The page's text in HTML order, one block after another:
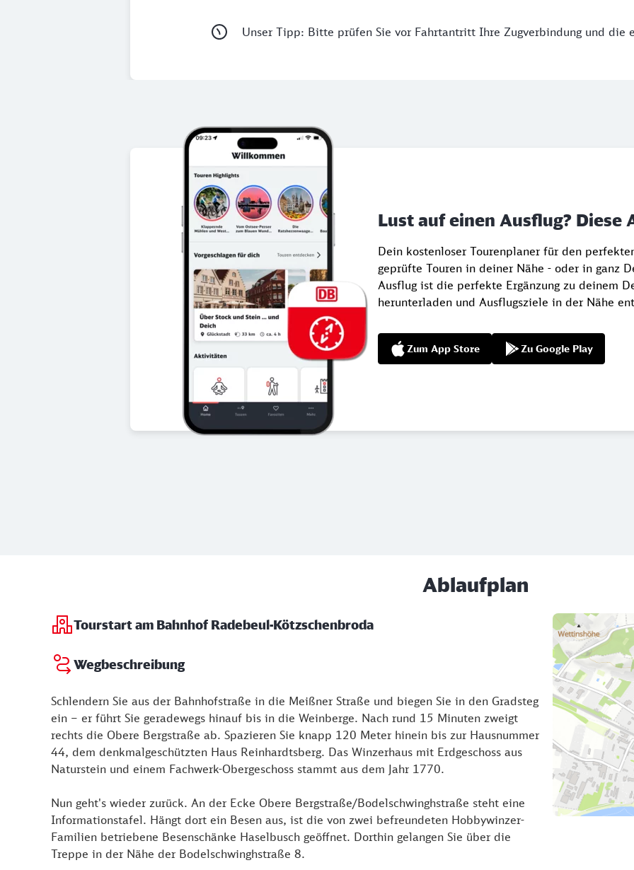
Unser Tipp: Bitte prüfen Sie vor Fahrtantritt Ihre Zugverbindung und die
Lust auf einen Ausflug? Diese
Dein kostenloser Tourenplaner für den
geprüfte Touren in deiner Nähe - oder in ganz
Ausflug ist die perfekte Ergänzung zu deinem
herunterladen und Ausflugsziele in der Nähe
Zum App Store Zu Google Play
Ablaufplan
Tourstart am Bahnhof Radebeul-Kötzschenbroda
Wegbeschreibung
Schlendern Sie aus der Bahnhofstraße in die Meißner Straße und biegen Sie in den Gradsteg
ein – er führt Sie geradewegs hinauf bis in die Weinberge. Nach rund 15 Minuten zweigt
rechts die Obere Bergstraße ab. Spazieren Sie knapp 120 Meter hinein bis zur Hausnummer
44, dem denkmalgeschützten Haus Reinhardtsberg. Das Winzerhaus mit Erdgeschoss aus
Naturstein und einem Fachwerk-Obergeschoss stammt aus dem Jahr 1770.
Nun geht's wieder zurück. An der Ecke Obere Bergstraße/Bodelschwinghstraße steht eine
Informationstafel. Hängt dort ein Besen aus, ist die von zwei befreundeten Hobbywinzer-
Familien betriebene Besenschänke Haselbusch geöffnet. Dorthin gelangen Sie über die
Treppe in der Nähe der Bodelschwinghstraße 8.